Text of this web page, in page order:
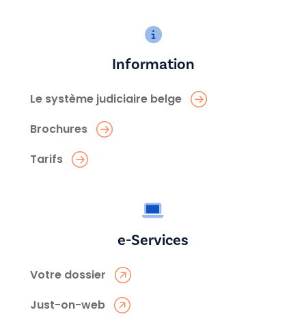
Information
Le système judiciaire belge
Brochures
Tarifs
e-Services
Votre dossier
Just-on-web